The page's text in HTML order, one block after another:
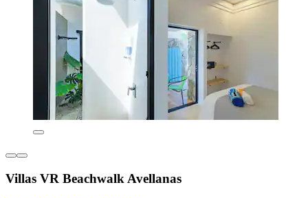
Villas VR Beachwalk Avellanas